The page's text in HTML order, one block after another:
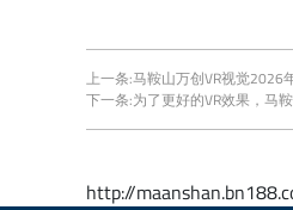
上一条:马鞍山万创VR视觉2026
下一条:为了更好的VR效果，马
http://